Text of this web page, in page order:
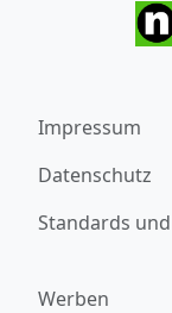
Impressum
Datenschutz
Standards
Werben